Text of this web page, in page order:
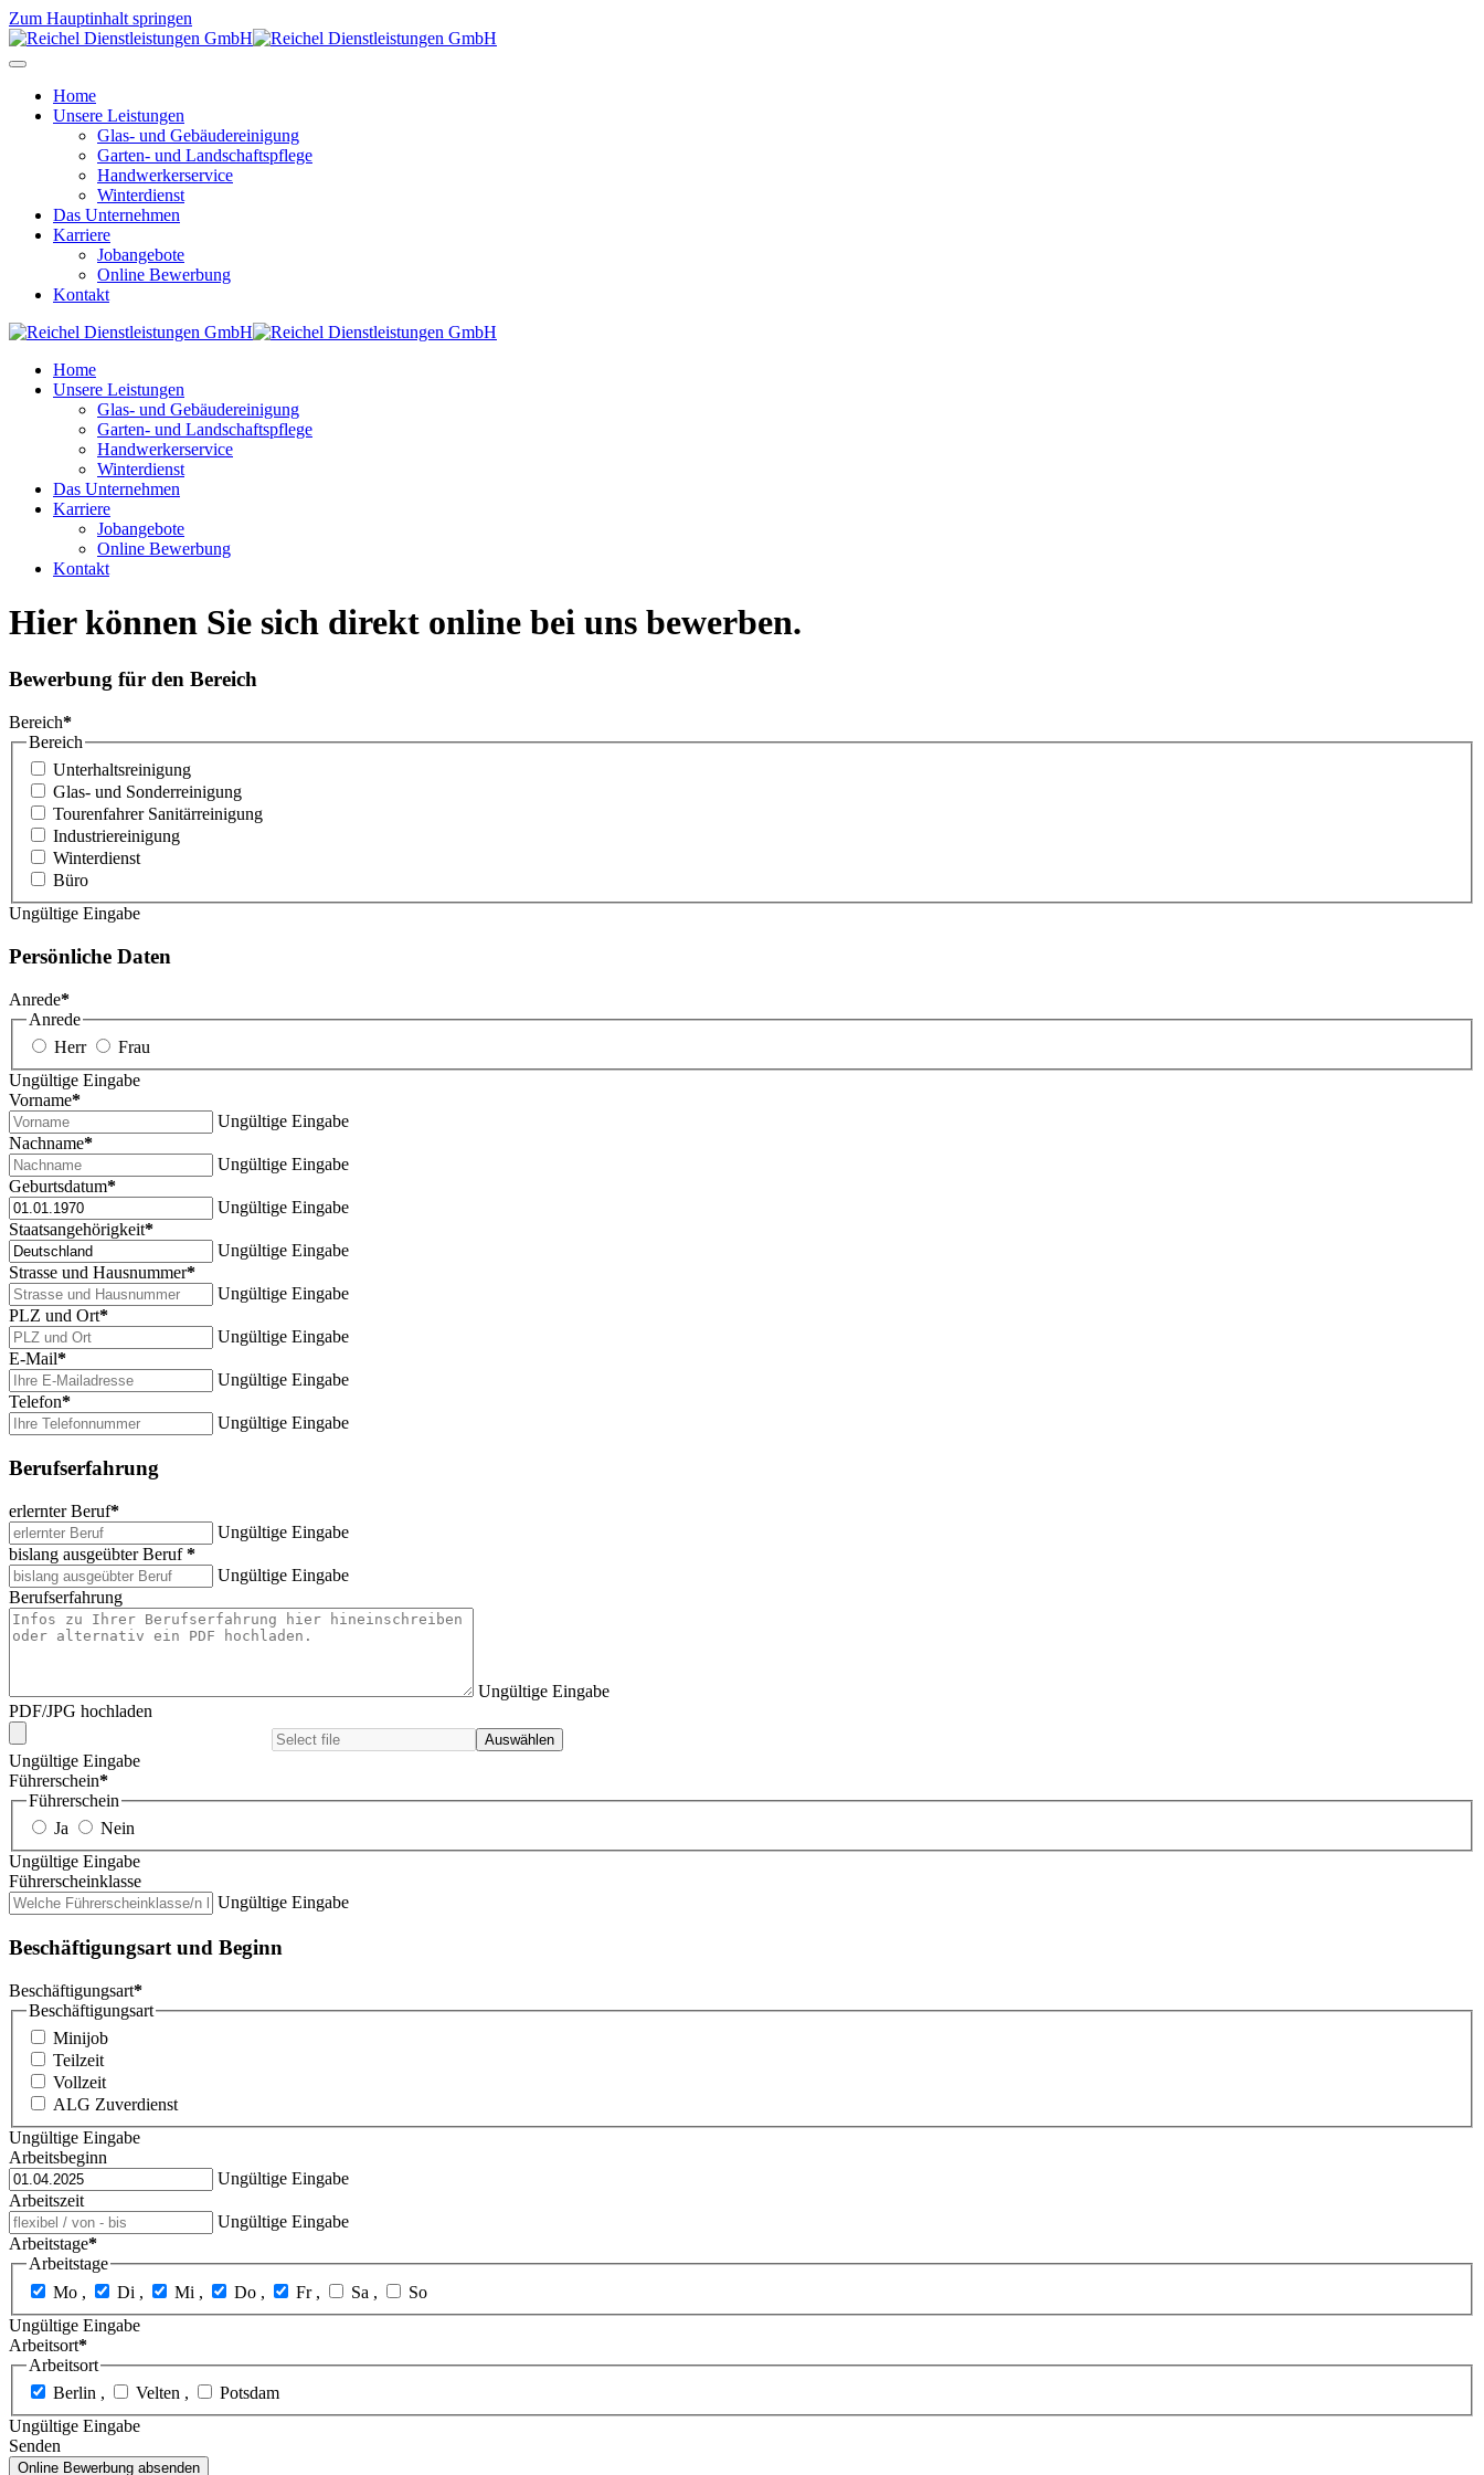
Zum Hauptinhalt springen
Home
Unsere Leistungen
Glas- und Gebäudereinigung
Garten- und Landschaftspflege
Handwerkerservice
Winterdienst
Das Unternehmen
Karriere
Jobangebote
Online Bewerbung
Kontakt
Home
Unsere Leistungen
Glas- und Gebäudereinigung
Garten- und Landschaftspflege
Handwerkerservice
Winterdienst
Das Unternehmen
Karriere
Jobangebote
Online Bewerbung
Kontakt
Hier können Sie sich direkt online bei uns bewerben.
Bewerbung für den Bereich
Bereich*
Bereich
Unterhaltsreinigung
Glas- und Sonderreinigung
Tourenfahrer Sanitärreinigung
Industriereinigung
Winterdienst
Büro
Ungültige Eingabe
Persönliche Daten
Anrede*
Anrede
Herr
Frau
Ungültige Eingabe
Vorname*
Ungültige Eingabe
Nachname*
Ungültige Eingabe
Geburtsdatum*
Ungültige Eingabe
Staatsangehörigkeit*
Ungültige Eingabe
Strasse und Hausnummer*
Ungültige Eingabe
PLZ und Ort*
Ungültige Eingabe
E-Mail*
Ungültige Eingabe
Telefon*
Ungültige Eingabe
Berufserfahrung
erlernter Beruf*
Ungültige Eingabe
bislang ausgeübter Beruf*
Ungültige Eingabe
Berufserfahrung
Ungültige Eingabe
PDF/JPG hochladen
Auswählen
Ungültige Eingabe
Führerschein*
Führerschein
Ja
Nein
Ungültige Eingabe
Führerscheinklasse
Ungültige Eingabe
Beschäftigungsart und Beginn
Beschäftigungsart*
Beschäftigungsart
Minijob
Teilzeit
Vollzeit
ALG Zuverdienst
Ungültige Eingabe
Arbeitsbeginn
Ungültige Eingabe
Arbeitszeit
Ungültige Eingabe
Arbeitstage*
Arbeitstage
Mo ,
Di , Mi , Do , Fr , Sa ,
So
Ungültige Eingabe
Arbeitsort*
Arbeitsort
Berlin ,
Velten ,
Potsdam
Ungültige Eingabe
Senden
Online Bewerbung absenden